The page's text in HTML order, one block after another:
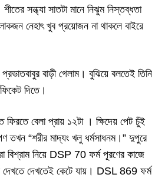
শীতের সন্ধ্যা সাতটা মানে নিঝুম নিস্তব্ধতা
লোকজন নেহাৎ খুব প্রয়োজন না থাকলে বাইরে
বাড়ী গেলাম। বুঝিয়ে বলতেই তিনি
দিতে।
বেলা প্রায় ১২টা । ক্ষিদেয় পেট চুঁই
“শরীর মাদ্যং খলু ধর্মসাধনম।” দুপুরে
বিশ্রাম নিয়ে DSP 70 ফর্ম পূরণের কাজে
দেখতেই কেটে যায়। DSL 869 ফর্ম